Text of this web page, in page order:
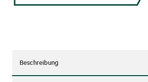
Beschreibung